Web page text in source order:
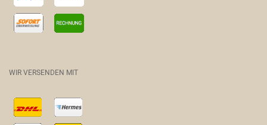
WIR VERSENDEN MIT